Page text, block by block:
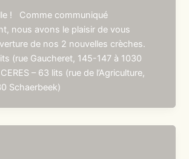
! Comme communiqué
nous avons le plaisir de vous
de nos 2 nouvelles crèches.
(rue Gaucheret, 145-147 à 1030
– 63 lits (rue de l’Agriculture,
Schaerbeek)